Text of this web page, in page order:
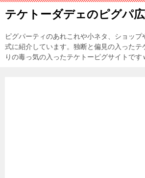
テケトーダデェのピグパ
ピグパーティのあれこれや小ネタ、ショッ
式に紹介しています。独断と偏見の入ったテ
りの毒っ気の入ったテケトーピグサイトです